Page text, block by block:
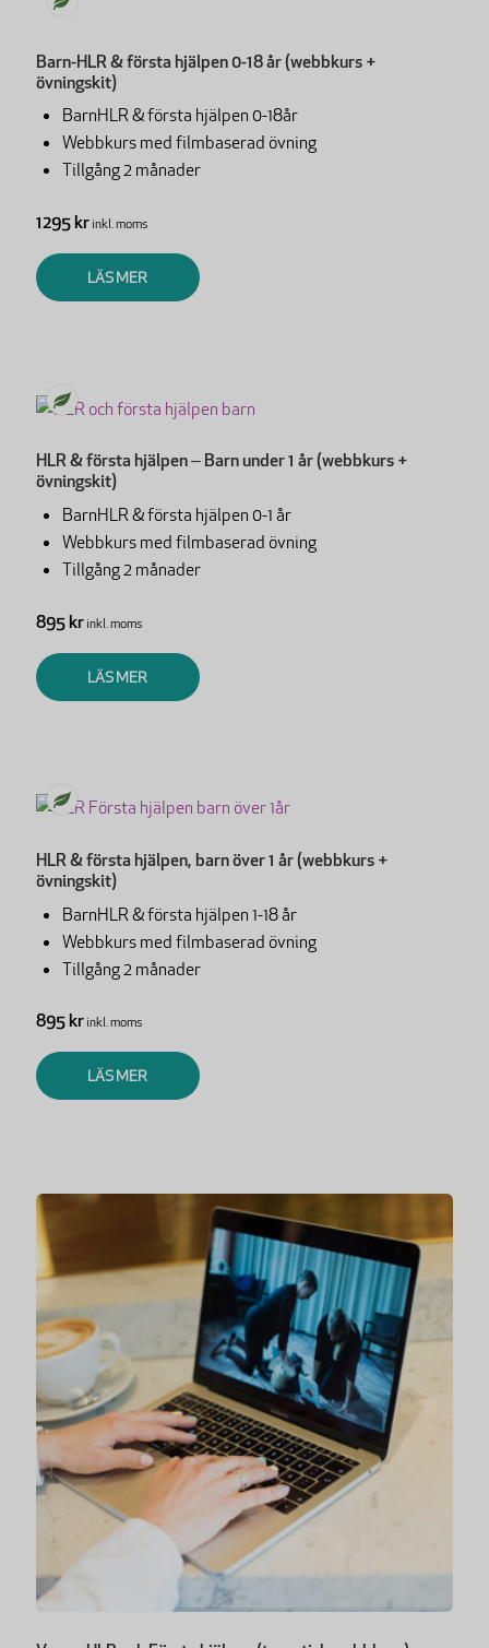
Barn-HLR & första hjälpen 0-18 år (webbkurs +
övningskit)
BarnHLR & första hjälpen 0-18år
Webbkurs med filmbaserad övning
Tillgång 2 månader
1295 krinkl. moms
LÄS MER
HLR & första hjälpen – Barn under 1 år (webbkurs +
övningskit)
BarnHLR & första hjälpen 0-1 år
Webbkurs med filmbaserad övning
Tillgång 2 månader
895 krinkl. moms
LÄS MER
HLR & första hjälpen, barn över 1 år (webbkurs +
övningskit)
BarnHLR & första hjälpen 1-18 år
Webbkurs med filmbaserad övning
Tillgång 2 månader
895 krinkl. moms
LÄS MER